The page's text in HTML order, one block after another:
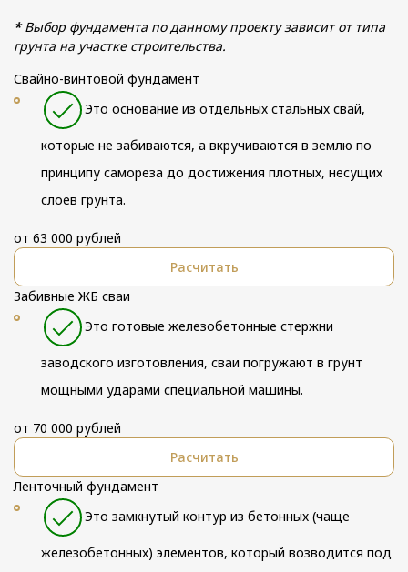
*Выбор фундамента по данному проекту зависит от типа
грунта на участке строительства.
Свайно-винтовой фундамент
Это основание из отдельных стальных свай,
которые не забиваются, а вкручиваются в землю по
принципу самореза до достижения плотных, несущих
слоёв грунта.
от 63 000 рублей
Расчитать
Забивные ЖБ сваи
Это готовые железобетонные стержни
заводского изготовления, сваи погружают в грунт
мощными ударами специальной машины.
от 70 000 рублей
Расчитать
Ленточный фундамент
Это замкнутый контур из бетонных (чаще
железобетонных) элементов, который возводится под